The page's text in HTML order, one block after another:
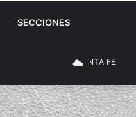
SECCIONES